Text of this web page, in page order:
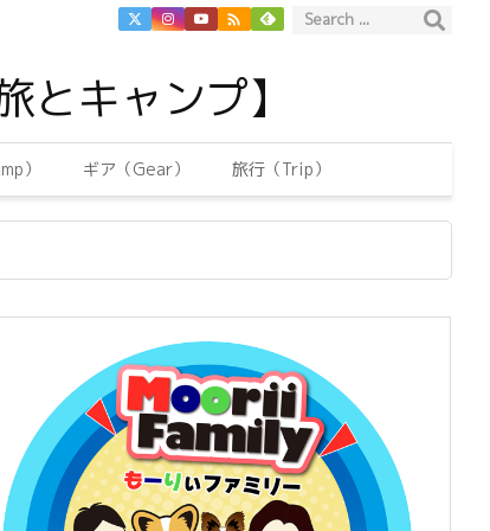
キャンプ】
） ギア（Gear） 旅行（Trip）
